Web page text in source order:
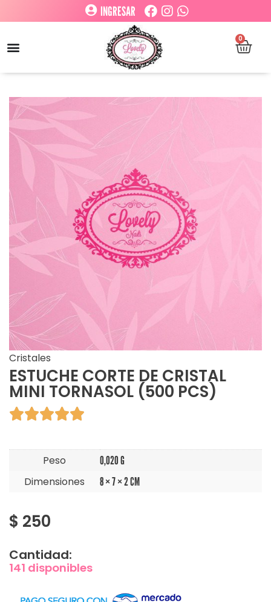
INGRESAR
0
Cristales
ESTUCHE CORTE DE CRISTAL
MINI TORNASOL (500 PCS)

Peso 0,020 G
Dimensiones 8 × 7 × 2 CM
$ 250
Cantidad:
141 disponibles